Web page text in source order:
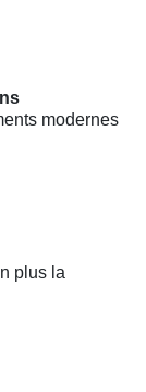
modernes
plus la